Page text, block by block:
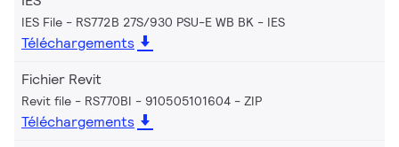
IES File - RS772B 27S/930 PSU-E WB BK IES
Téléchargements
Fichier Revit
Revit file - RS770BI - 910505101604 ZIP
Téléchargements